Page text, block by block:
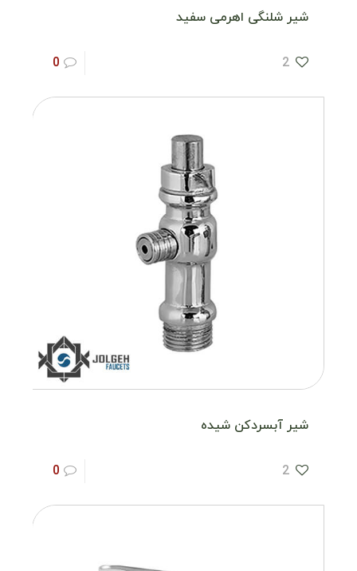
شیر شلنگی اهرمی سفید
2
0
شیر آبسردکن شیده
2
0